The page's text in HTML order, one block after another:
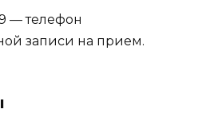
— телефон
записи на прием.